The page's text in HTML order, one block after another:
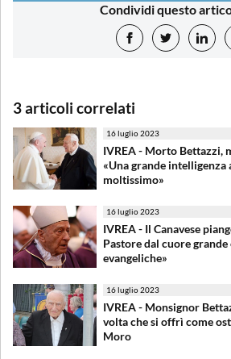
Condividi questo
3 articoli correlati
16 luglio 2023
IVREA - Morto Bettazzi,
«Una grande intelligenza
moltissimo»
16 luglio 2023
IVREA - Il Canavese
Pastore dal cuore
evangeliche»
16 luglio 2023
IVREA - Monsignor
volta che si offrì come
Moro